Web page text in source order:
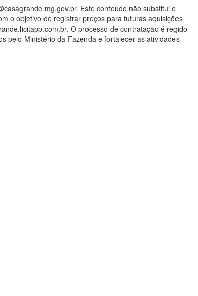
Este conteúdo não substitui o
o objetivo de registrar preços para futuras aquisições
O processo de contratação é regido
pelo Ministério da Fazenda e fortalecer as atividades